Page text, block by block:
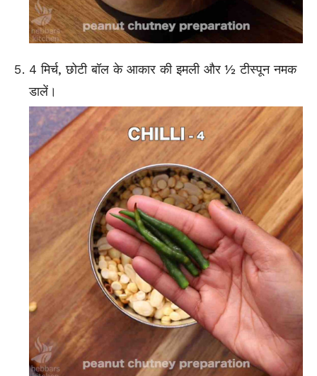
4 मिर्च, छोटी बॉल के आकार की इमली और ½ टीस्पून नमक
डालें।